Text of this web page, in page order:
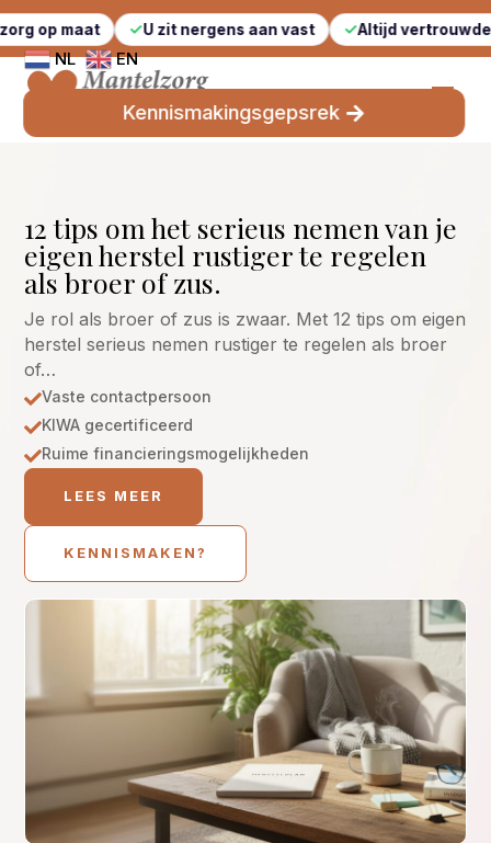
U zit nergens aan vast Altijd vertrouwde gezichten
NL EN
Kennismakingsgepsrek
12 tips om het serieus nemen van je
eigen herstel rustiger te regelen
als broer of zus.
Je rol als broer of zus is zwaar. Met 12 tips om eigen
herstel serieus nemen rustiger te regelen als broer
of…
Vaste contactpersoon
KIWA gecertificeerd
Ruime financieringsmogelijkheden
LEES MEER
KENNISMAKEN?